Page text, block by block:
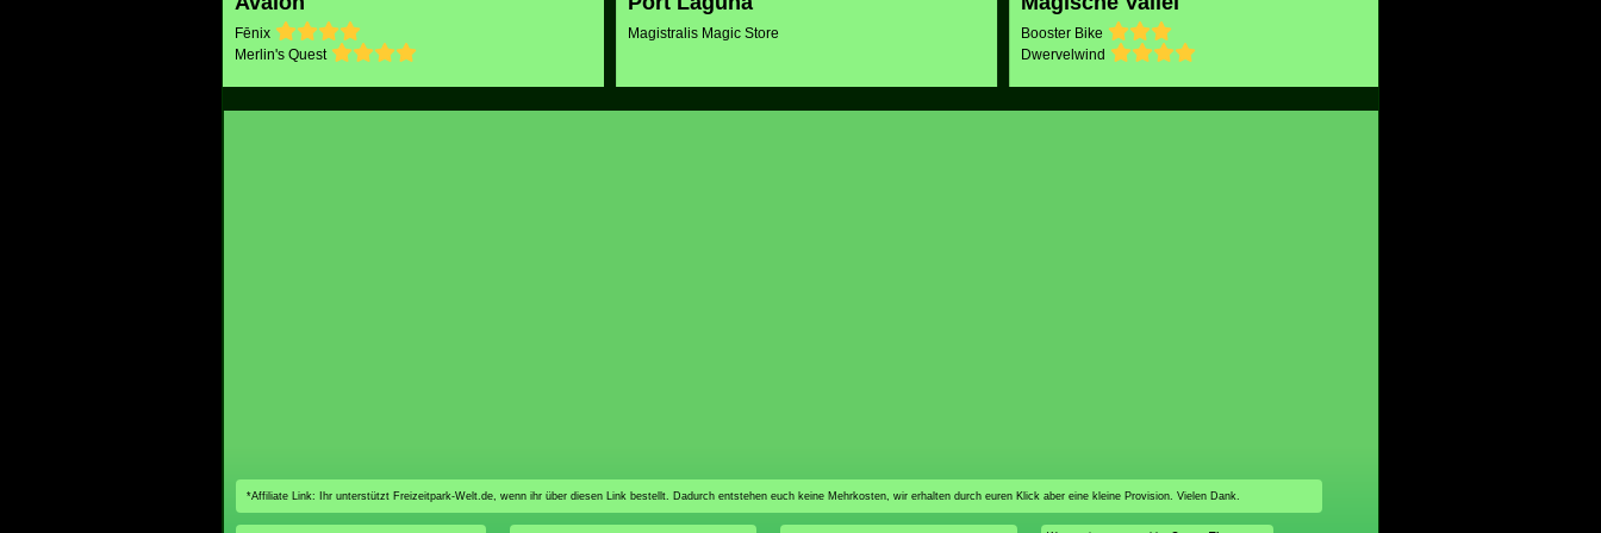
Fēnix
Merlin's Quest
Magistralis Magic Store
Booster Bike
Dwervelwind
*Affiliate Link: Ihr unterstützt Freizeitpark-Welt.de, wenn ihr über diesen Link bestellt. Dadurch entstehen euch keine Mehrkosten, wir erhalten durch euren Klick aber eine kleine Provision. Vielen Dank.